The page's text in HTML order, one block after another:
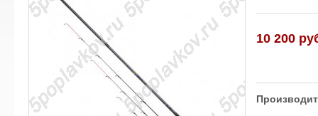
10 200